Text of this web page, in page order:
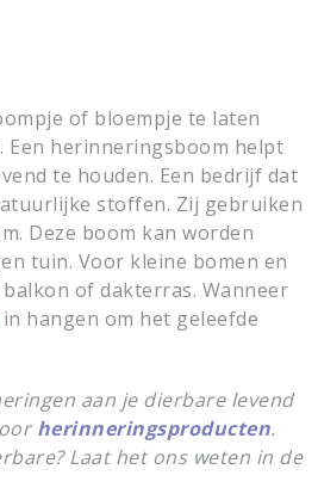
of bloempje te laten
Een herinneringsboom helpt
te houden. Een bedrijf dat
stoffen. Zij gebruiken
Deze boom kan worden
tuin. Voor kleine bomen en
of dakterras. Wanneer
in hangen om het geleefde
aan je dierbare levend
herinneringsproducten.
Laat het ons weten in de